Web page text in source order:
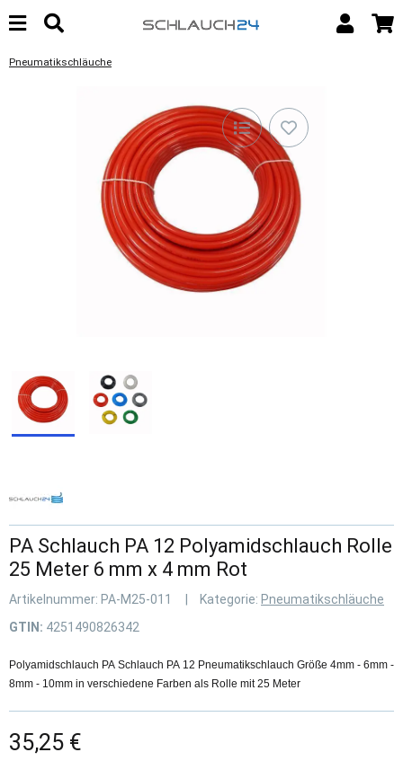
Pneumatikschläuche
PA Schlauch PA 12 Polyamidschlauch Rolle
25 Meter 6 mm x 4 mm Rot
Artikelnummer: PA-M25-011 Kategorie: Pneumatikschläuche
GTIN: 4251490826342
Polyamidschlauch PA Schlauch PA 12 Pneumatikschlauch Größe 4mm - 6mm -
8mm - 10mm in verschiedene Farben als Rolle mit 25 Meter
35,25 €